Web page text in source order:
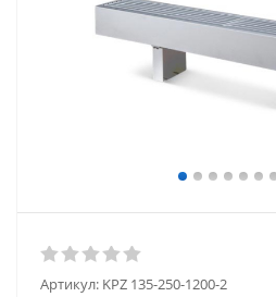
Артикул: KPZ 135-250-1200-2